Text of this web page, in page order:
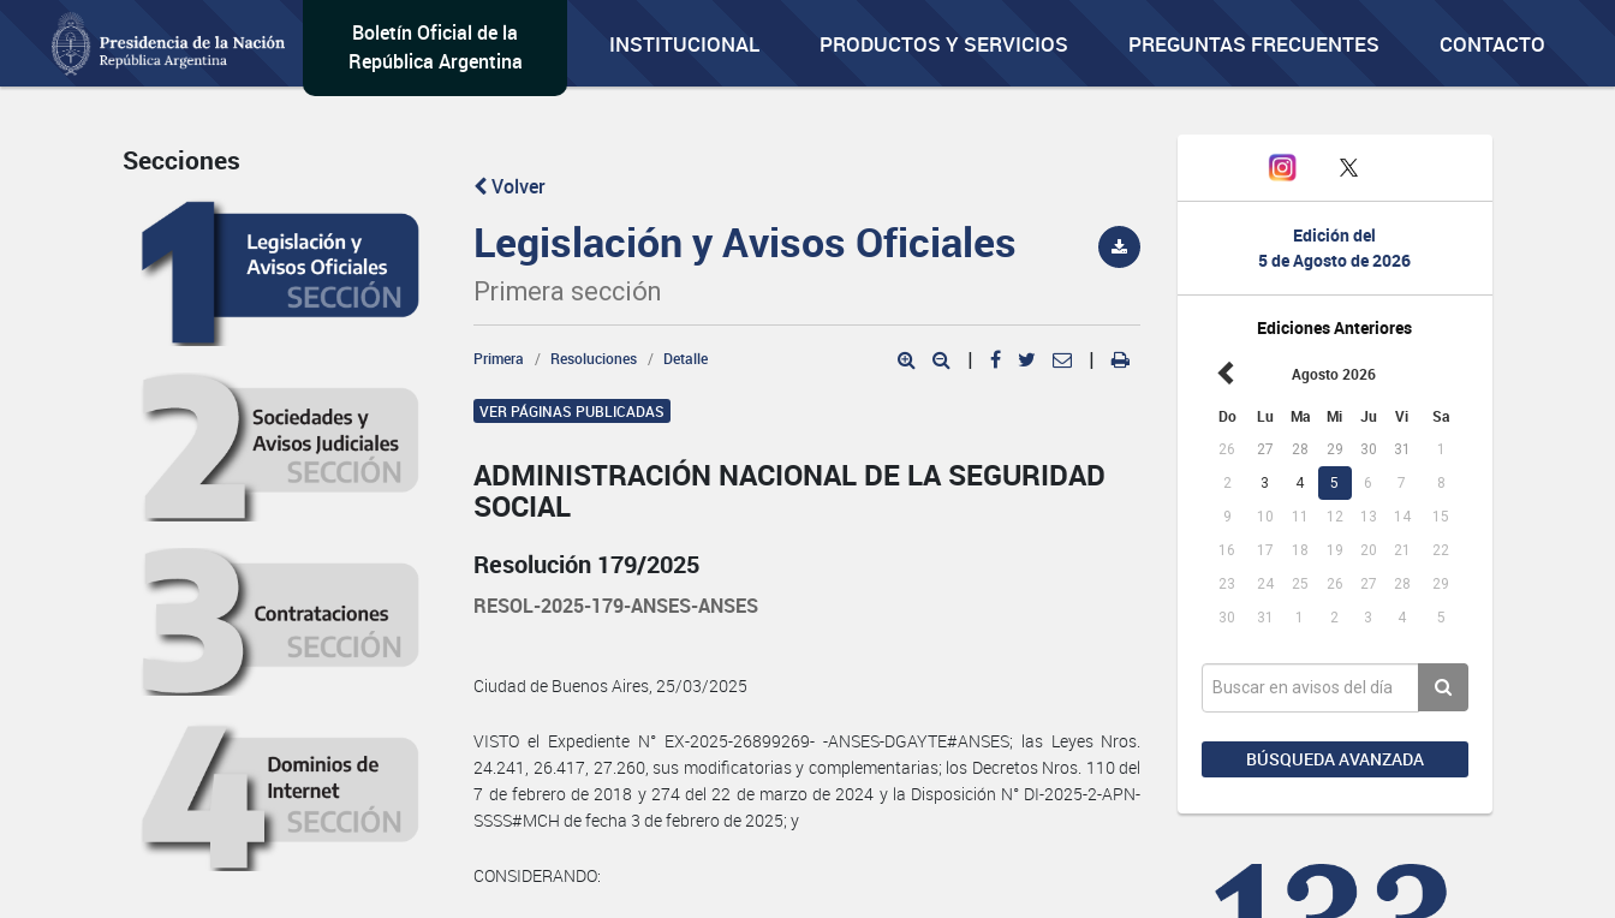
Boletín Oficial de la
República Argentina
INSTITUCIONAL PRODUCTOS Y SERVICIOS PREGUNTAS FRECUENTES CONTACTO
Edición del
5 de Agosto de 2026
Ediciones Anteriores
Agosto 2026
Do Lu Ma Mi Ju Vi Sa
26 27 28 29 30 31
1
2
3 4 5 6 7
8
9
10 11 12 13 14
15
16
17 18 19 20 21
22
23
24 25 26 27 28
29
30
31 1 2 3 4 5
BÚSQUEDA AVANZADA
Secciones
Volver
Legislación y Avisos Oficiales
Primera sección
Primera Resoluciones Detalle | |
VER PÁGINAS PUBLICADAS
ADMINISTRACIÓN NACIONAL DE LA SEGURIDAD
SOCIAL
Resolución 179/2025
RESOL-2025-179-ANSES-ANSES
Ciudad de Buenos Aires, 25/03/2025
VISTO el Expediente N° EX-2025-26899269- -ANSES-DGAYTE#ANSES; las Leyes Nros.
24.241, 26.417, 27.260, sus modificatorias y complementarias; los Decretos Nros. 110 del
7 de febrero de 2018 y 274 del 22 de marzo de 2024 y la Disposición N° DI-2025-2-APN-
SSSS#MCH de fecha 3 de febrero de 2025; y
CONSIDERANDO: